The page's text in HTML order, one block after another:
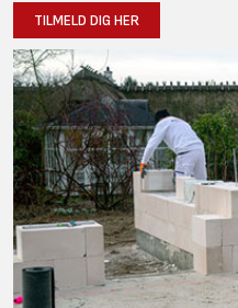
TILMELD DIG HER